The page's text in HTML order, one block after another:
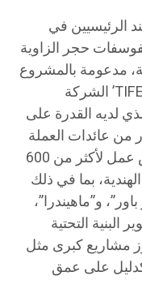
الرئيسيين في
حجر الزاوية
مدعومة بالمشروع
المشترك لإنتاج الأسمدة )‘TIFERT’ الشركة
لديه القدرة على
مليون دولار من عائدات العملة
الصعبة لتونس مع توفير فرص عمل لأكثر من 600
بما في ذلك
و”ماهيندرا”،
البنية التحتية
مشاريع كبرى مثل
كدليل على عمق